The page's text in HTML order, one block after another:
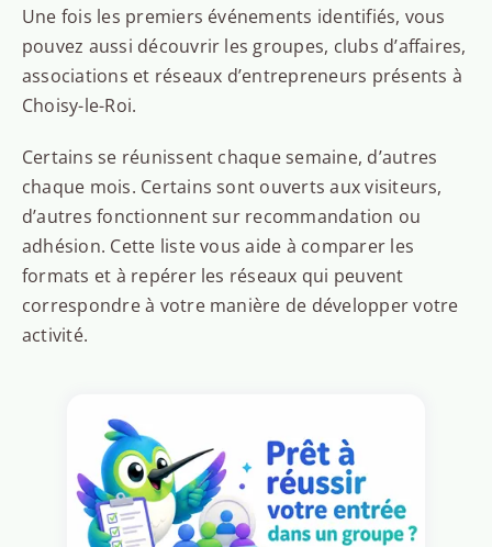
Une fois les premiers événements identifiés, vous
pouvez aussi découvrir les groupes, clubs d’affaires,
associations et réseaux d’entrepreneurs présents à
Choisy-le-Roi.
Certains se réunissent chaque semaine, d’autres
chaque mois. Certains sont ouverts aux visiteurs,
d’autres fonctionnent sur recommandation ou
adhésion. Cette liste vous aide à comparer les
formats et à repérer les réseaux qui peuvent
correspondre à votre manière de développer votre
activité.